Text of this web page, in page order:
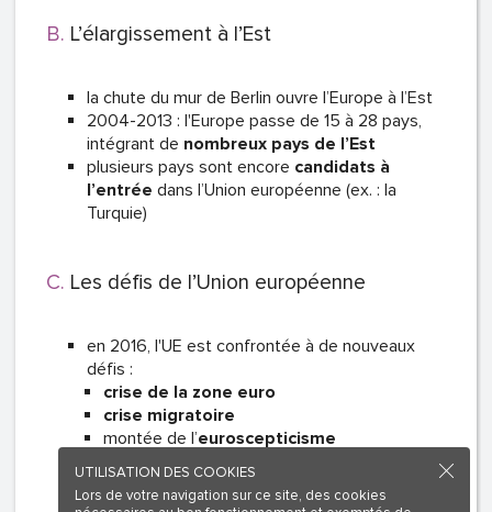
L’élargissement à l’Est
la chute du mur de Berlin ouvre l’Europe à l’Est
2004-2013 : l'Europe passe de 15 à 28 pays,
intégrant de nombreux pays de l’Est
plusieurs pays sont encore candidats à
l’entrée dans l’Union européenne (ex. : la
Turquie)
Les défis de l’Union européenne
en 2016, l'UE est confrontée à de nouveaux
défis :
crise de la zone euro
crise migratoire
montée de l’euroscepticisme
UTILISATION DES COOKIES
Lors de votre navigation sur ce site, des cookies